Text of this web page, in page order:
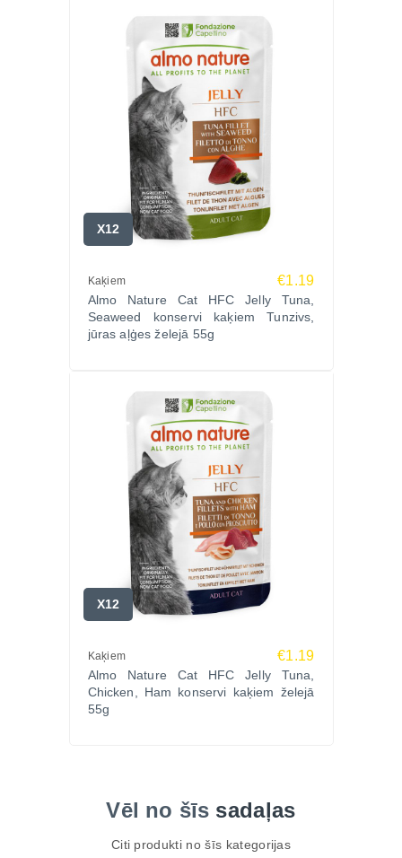
X12
Kaķiem €1.19
Almo Nature Cat HFC Jelly Tuna,
Seaweed konservi kaķiem Tunzivs,
jūras aļģes želejā 55g
X12
Kaķiem €1.19
Almo Nature Cat HFC Jelly Tuna,
Chicken, Ham konservi kaķiem želejā
55g
Vēl no šīs sadaļas
Citi produkti no šīs kategorijas